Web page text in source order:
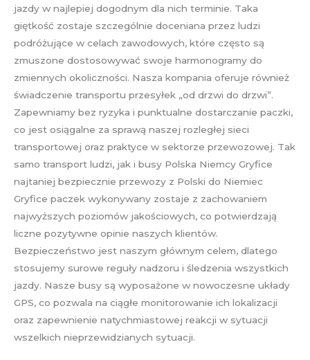
jazdy w najlepiej dogodnym dla nich terminie. Taka
giętkość zostaje szczególnie doceniana przez ludzi
podróżujące w celach zawodowych, które często są
zmuszone dostosowywać swoje harmonogramy do
zmiennych okoliczności. Nasza kompania oferuje również
świadczenie transportu przesyłek „od drzwi do drzwi”.
Zapewniamy bez ryzyka i punktualne dostarczanie paczki,
co jest osiągalne za sprawą naszej rozległej sieci
transportowej oraz praktyce w sektorze przewozowej. Tak
samo transport ludzi, jak i busy Polska Niemcy Gryfice
najtaniej bezpiecznie przewozy z Polski do Niemiec
Gryfice paczek wykonywany zostaje z zachowaniem
najwyższych poziomów jakościowych, co potwierdzają
liczne pozytywne opinie naszych klientów.
Bezpieczeństwo jest naszym głównym celem, dlatego
stosujemy surowe reguły nadzoru i śledzenia wszystkich
jazdy. Nasze busy są wyposażone w nowoczesne układy
GPS, co pozwala na ciągłe monitorowanie ich lokalizacji
oraz zapewnienie natychmiastowej reakcji w sytuacji
wszelkich nieprzewidzianych sytuacji.